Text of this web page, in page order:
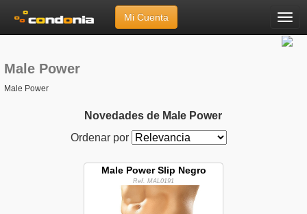
Menú
Mi Cuenta
Male Power
Male Power
Male Power
Novedades de Male Power
Ordenar por
Male Power Slip Negro
Ref. MAL0191